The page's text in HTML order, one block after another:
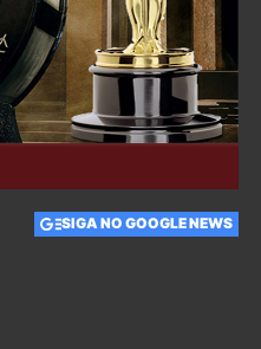
SIGA NO GOOGLE NEWS